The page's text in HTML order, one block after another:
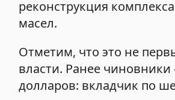
реконструкция
масел.
Отметим, что это не
власти. Ранее
долларов: вкладчик по